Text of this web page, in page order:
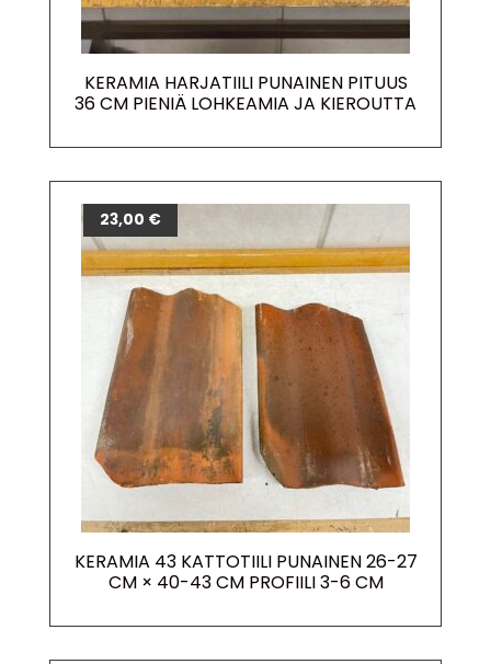
KERAMIA HARJATIILI PUNAINEN PITUUS
36 CM PIENIÄ LOHKEAMIA JA KIEROUTTA
KERAMIA 43 KATTOTIILI PUNAINEN 26-27
CM × 40-43 CM PROFIILI 3-6 CM
23,00 €